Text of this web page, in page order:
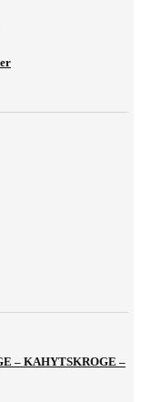
– KAHYTSKROGE –